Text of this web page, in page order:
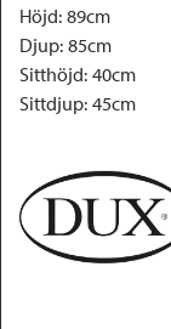
Höjd: 89cm
Djup: 85cm
Sitthöjd: 40cm
Sittdjup: 45cm